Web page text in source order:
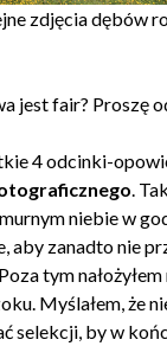
zdjęcia dębów
jest fair? Proszę
4 odcinki-
.
niebie w
aby zanadto nie
tym
Myślałem, że
selekcji, by w